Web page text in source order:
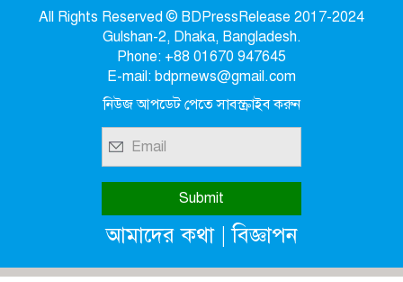
All Rights Reserved © BDPressRelease 2017-2024
Gulshan-2, Dhaka, Bangladesh.
Phone: +88 01670 947645
E-mail: bdprnews@gmail.com
নিউজ আপডেট পেতে সাবস্ক্রাইব করুন
আমাদের কথা|বিজ্ঞাপন